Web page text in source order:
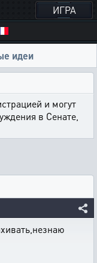
ИГРА
идеи
и могут
в Сенате,